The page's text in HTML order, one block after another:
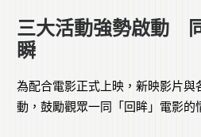
三大活動強勢啟動
瞬
為配合電影正式上映，新映影片
動，鼓勵觀眾一同「回眸」電影的